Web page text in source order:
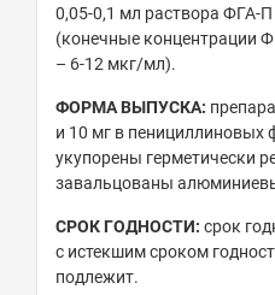
0,05-0,1 мл раствора ФГА-
(конечные концентрации
– 6-12 мкг/мл).
ФОРМА ВЫПУСКА:
и 10 мг в пенициллиновых
укупорены герметически
завальцованы
СРОК ГОДНОСТИ: срок
с истекшим сроком
подлежит.